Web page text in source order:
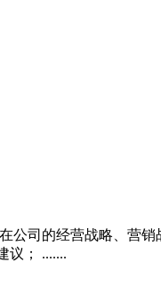
公司的经营战略、营
议； .......